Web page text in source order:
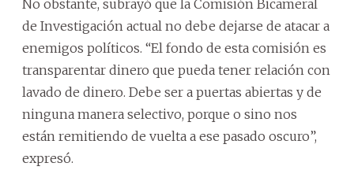
No obstante, subrayó que la Comisión Bicameral
de Investigación actual no debe dejarse de atacar a
enemigos políticos. “El fondo de esta comisión es
transparentar dinero que pueda tener relación con
lavado de dinero. Debe ser a puertas abiertas y de
ninguna manera selectivo, porque o sino nos
están remitiendo de vuelta a ese pasado oscuro”,
expresó.